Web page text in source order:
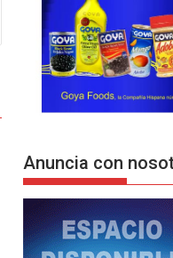
Anuncia con